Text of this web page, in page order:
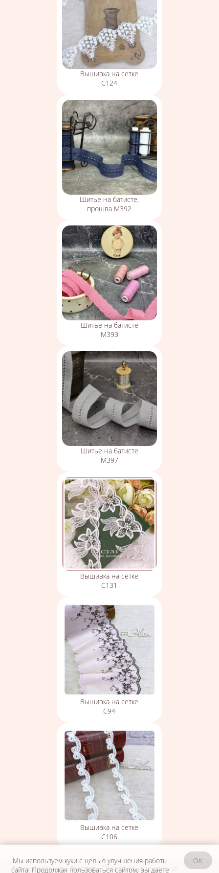
Вышивка на сетке
С124
Шитье на батисте,
прошва М392
Шитьё на батисте
М393
Шитье на батисте
М397
Вышивка на сетке
С131
Вышивка на сетке
С94
Вышивка на сетке
С106
Личный кабинет Договор Персональные данные
Мы используем куки с целью улучшения работы
сайта. Продолжая пользоваться сайтом, вы даете
OK